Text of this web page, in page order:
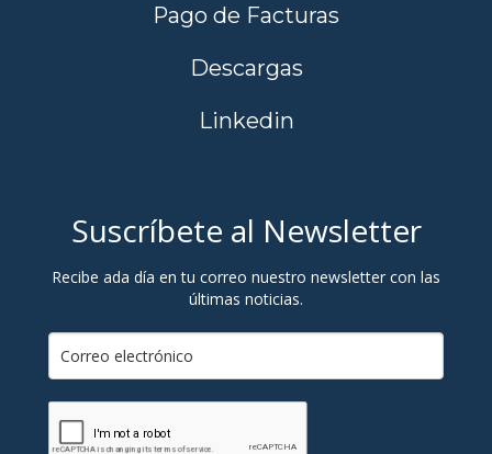
Pago de Facturas
Descargas
Linkedin
Suscríbete al Newsletter
Recibe ada día en tu correo nuestro newsletter con las
últimas noticias.